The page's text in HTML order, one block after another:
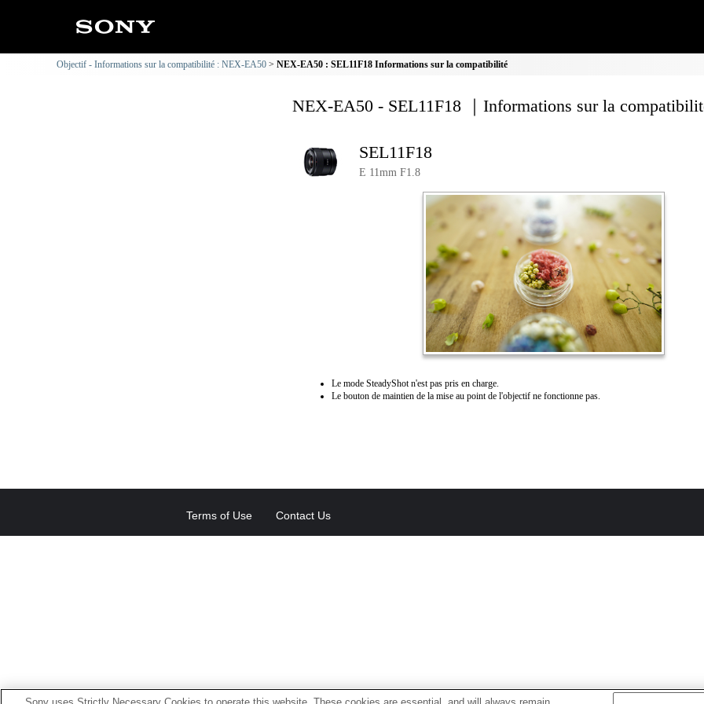
Objectif - Informations sur la compatibilité : NEX-EA50 NEX-EA50 : SEL11F18 Informations sur la compatibilité
NEX-EA50 - SEL11F18 ｜Informations sur la
SEL11F18
E 11mm F1.8
Le mode SteadyShot n'est pas pris en charge.
Le bouton de maintien de la mise au point de l'objectif ne fonctionne pas.
Terms of Use Contact Us